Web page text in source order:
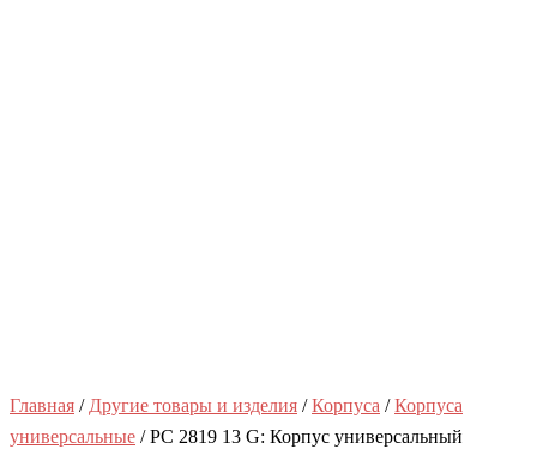
Главная / Другие товары и изделия /Корпуса /Корпуса
универсальные / PC 2819 13 G: Корпус универсальный